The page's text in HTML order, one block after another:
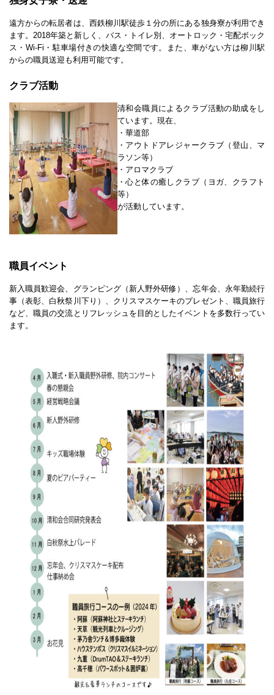
遠方からの転居者は、西鉄柳川駅徒歩１分の所にある独身寮が利用でき
ます。2018年築と新しく、バス・トイレ別、オートロック・宅配ボック
ス・Wi-Fi・駐車場付きの快適な空間です。また、車がない方は柳川駅
からの職員送迎も利用可能です。
クラブ活動
清和会職員によるクラブ活動の助成をし
ています。現在、
・華道部
・アウトドアレジャークラブ（登山、マ
ラソン等）
・アロマクラブ
・心と体の癒しクラブ（ヨガ、クラフト
等）
が活動しています。
職員イベント
新入職員歓迎会、グランピング（新人野外研修）、忘年会、永年勤続行
事（表彰、白秋祭川下り）、クリスマスケーキのプレゼント、職員旅行
など、職員の交流とリフレッシュを目的としたイベントを多数行ってい
ます。